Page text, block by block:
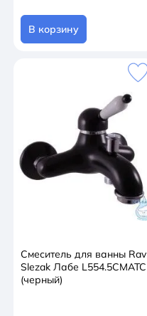
В корзину
Смеситель для ванны Rav
Slezak Лабе L554.5CMATC
(черный)